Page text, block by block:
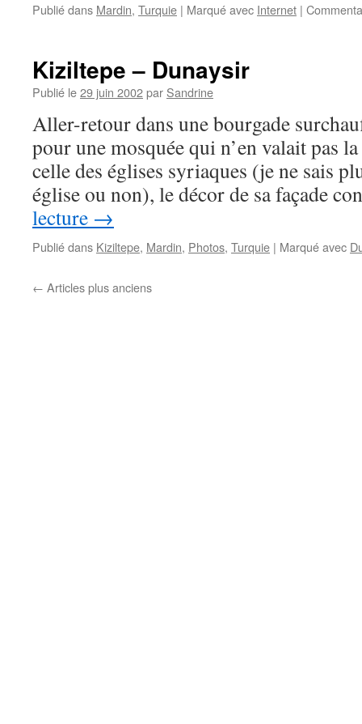
Publié dans Mardin, Turquie | Marqué avec Internet |
Kiziltepe – Dunaysir
Publié le29 juin 2002par Sandrine
Aller-retour dans une bourgade
pour une mosquée qui n’en valait pas
celle des églises syriaques (je ne sais
église ou non), le décor de sa façade
lecture →
Publié dans Kiziltepe, Mardin, Photos, Turquie | Marqué avec
← Articles plus anciens